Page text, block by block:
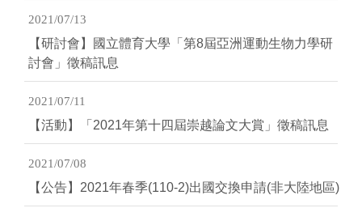
2021/07/13
【研討會】國立體育大學「第8屆亞洲運動生物力學研
討會」徵稿訊息
2021/07/11
【活動】「2021年第十四屆崇越論文大賞」徵稿訊息
2021/07/08
【公告】2021年春季(110-2)出國交換申請(非大陸地區)